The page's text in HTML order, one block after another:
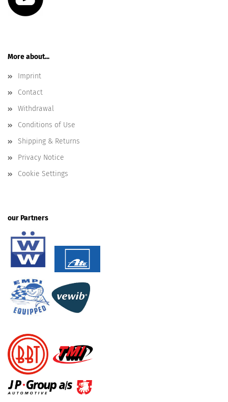
More about...
Imprint
Contact
Withdrawal
Conditions of Use
Shipping & Returns
Privacy Notice
Cookie Settings
our Partners